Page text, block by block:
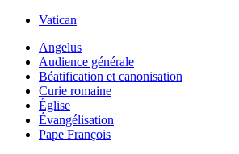
Vatican
Angelus
Audience générale
Béatification et canonisation
Curie romaine
Église
Évangélisation
Pape François